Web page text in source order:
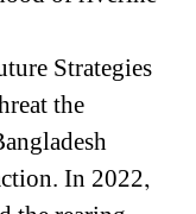
Strategies
the
In 2022,